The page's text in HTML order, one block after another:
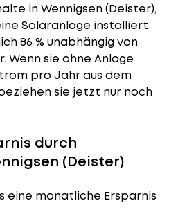
in Wennigsen (Deister),
Solaranlage installiert
86 % unabhängig von
Wenn sie ohne Anlage
pro Jahr aus dem
sie jetzt nur noch
durch
(Deister)
eine monatliche Ersparnis